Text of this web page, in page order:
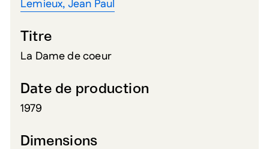
Lemieux, Jean Paul
Titre
La Dame de coeur
Date de production
1979
Dimensions